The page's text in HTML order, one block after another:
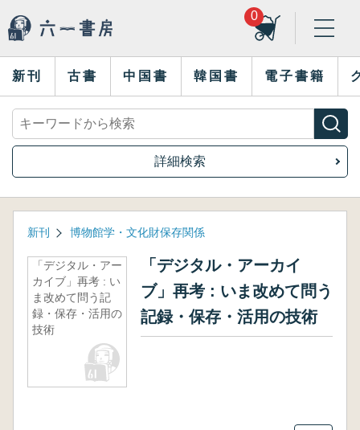
0
新刊 古書 中国書 韓国書 電子書籍
詳細検索
新刊 博物館学・文化財保存関係
「デジタル・アー
カイブ」再考 : い
ま改めて問う記
録・保存・活用の
技術
「デジタル・アーカイ
ブ」再考 : いま改めて問う
記録・保存・活用の技術